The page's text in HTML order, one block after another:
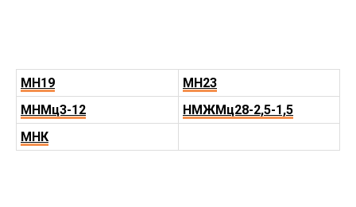
МН19
МН23
МНМц3-12
НМЖМц28-2,5-1,5
МНК